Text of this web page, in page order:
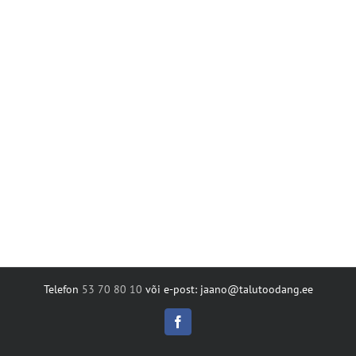
Telefon 53 70 80 10 või e-post: jaano@talutoodang.ee
Facebook